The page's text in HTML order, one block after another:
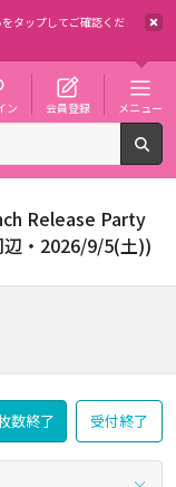
をタップしてご確認くだ
ン 会員登録 メニュー
Release Party
辺・2026/9/5(土))
数終了 受付終了